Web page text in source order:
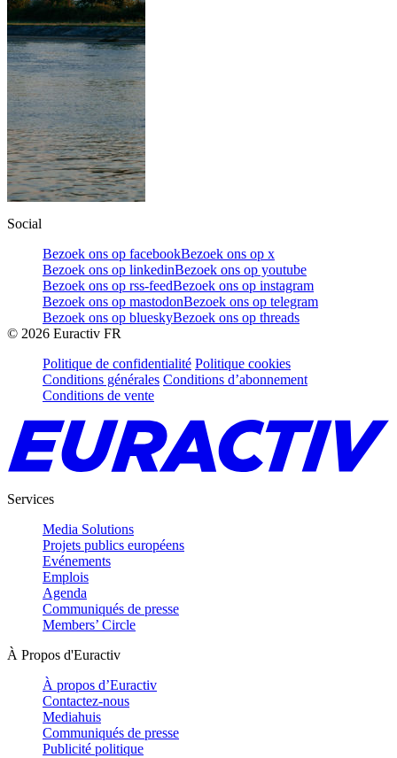
Social
Bezoek ons op facebookBezoek ons op x
Bezoek ons op linkedinBezoek ons op youtube
Bezoek ons op rss-feedBezoek ons op instagram
Bezoek ons op mastodonBezoek ons op telegram
Bezoek ons op blueskyBezoek ons op threads
© 2026 Euractiv FR
Politique de confidentialité Politique cookies
Conditions générales Conditions d’abonnement
Conditions de vente
Services
Media Solutions
Projets publics européens
Evénements
Emplois
Agenda
Communiqués de presse
Members’ Circle
À Propos d'Euractiv
À propos d’Euractiv
Contactez-nous
Mediahuis
Communiqués de presse
Publicité politique